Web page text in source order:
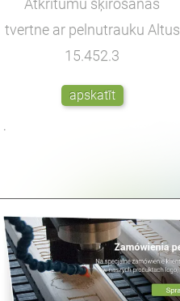
Atkritumu šķirošanas
tvertne ar pelnutrauku Altus
15.452.3
apskatīt